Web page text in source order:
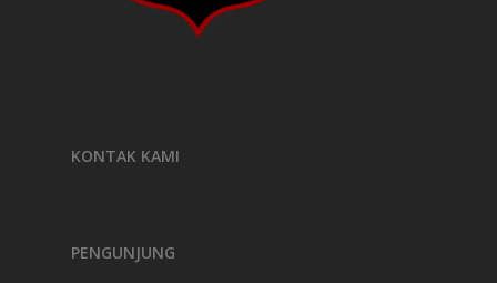
KONTAK KAMI
PENGUNJUNG